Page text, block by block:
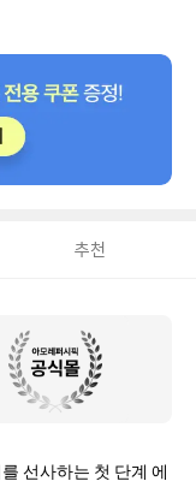
추천
선사하는 첫 단계 에